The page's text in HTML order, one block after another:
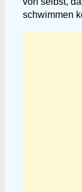
schwimmen